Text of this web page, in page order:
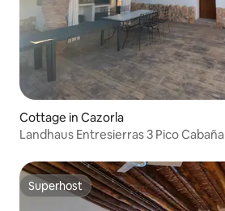
Cottage in Cazorla
Landhaus Entresierras 3 Pico Cabaña
Superhost
Superhost